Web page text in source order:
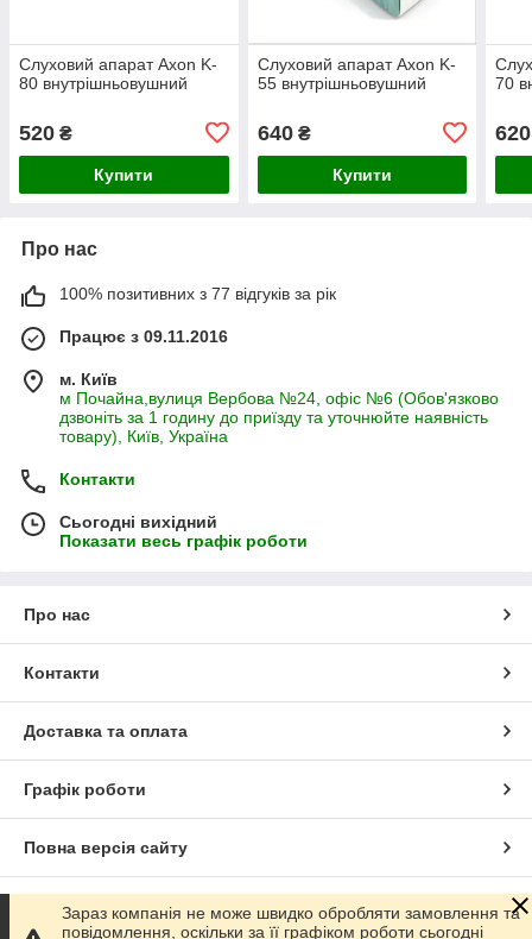
Слуховий апарат Axon K-
80 внутрішньовушний
520 ₴
Купити
Слуховий апарат Axon K-
55 внутрішньовушний
640₴
Купити
70
620
Про нас
100% позитивних з 77 відгуків за рік
Працює з 09.11.2016
м. Київ
м Почайна,вулиця Вербова №24, офіс №6 (Обов'язково
дзвоніть за 1 годину до приїзду та уточнюйте наявність
товару), Київ, Україна
Контакти
Сьогодні вихідний
Показати весь графік роботи
Про нас
Контакти
Доставка та оплата
Графік роботи
Повна версія сайту
Сайт створено на маркетплейсі Prom.ua
Зараз компанія не може швидко обробляти замовлення та
повідомлення, оскільки за її графіком роботи сьогодні